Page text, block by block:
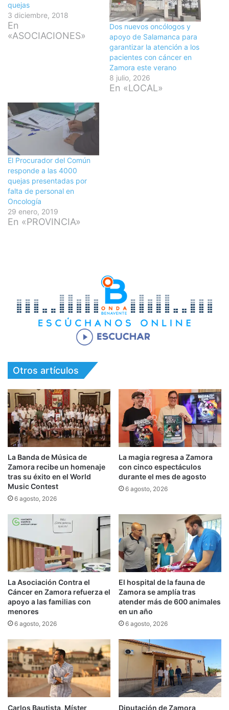
quejas
3 diciembre, 2018
En
«ASOCIACIONES»
Dos nuevos oncólogos y
apoyo de Salamanca para
garantizar la atención a los
pacientes con cáncer en
Zamora este verano
8 julio, 2026
En «LOCAL»
El Procurador del Común
responde a las 4000
quejas presentadas por
falta de personal en
Oncología
29 enero, 2019
En «PROVINCIA»
Otros artículos
La Banda de Música de
Zamora recibe un homenaje
tras su éxito en el World
Music Contest
6 agosto, 2026
La magia regresa a Zamora
con cinco espectáculos
durante el mes de agosto
6 agosto, 2026
La Asociación Contra el
Cáncer en Zamora refuerza el
apoyo a las familias con
menores
6 agosto, 2026
El hospital de la fauna de
Zamora se amplía tras
atender más de 600 animales
en un año
6 agosto, 2026
Carlos Bautista, Míster Diputación de Zamora